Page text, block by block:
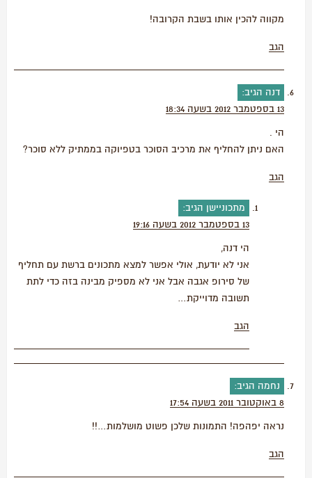
מקווה להכין אותו בשבת הקרובה!
הגב
דנה הגיב:
13 בספטמבר 2012 בשעה 18:34
הי .
האם ניתן להחליף את מרכיב הסוכר בטפיוקה בממתיק ללא סוכר?
הגב
מתכוניישן הגיב:
13 בספטמבר 2012 בשעה 19:16
הי דנה,
אני לא יודעת, אולי אפשר למצא מתכונים ברשת עם תחליף
של סירופ אגבה אבל אני לא מספיק מבינה בזה כדי לתת
תשובה מדוייקת…
הגב
נחמה הגיב:
8 באוקטובר 2011 בשעה 17:54
נראה יפהפה! התמונות שלכן פשוט מושלמות…!!
הגב